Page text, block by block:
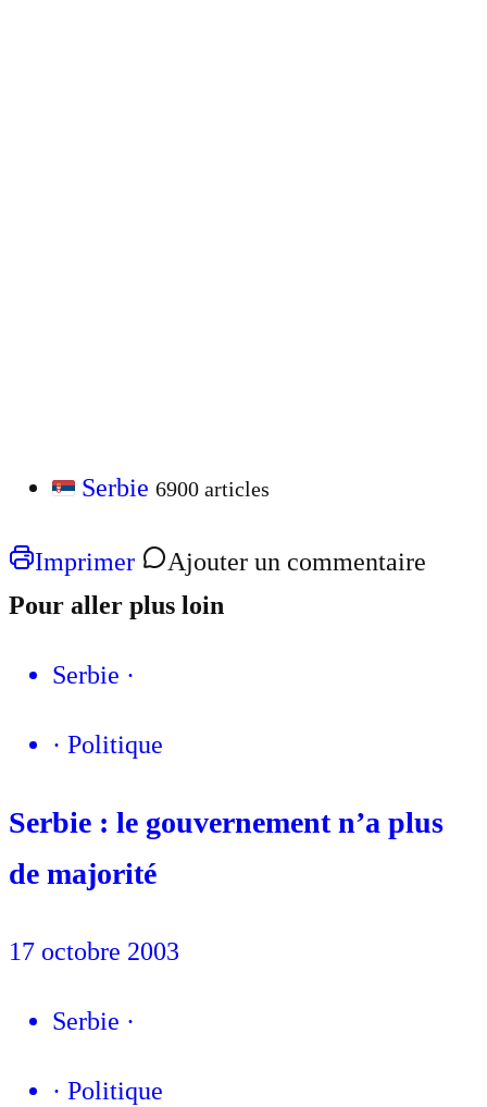
Serbie 6900 articles
Imprimer
Ajouter un commentaire
Pour aller plus loin
Serbie ·
· Politique
Serbie : le gouvernement n’a plus
de majorité
17 octobre 2003
Serbie ·
· Politique